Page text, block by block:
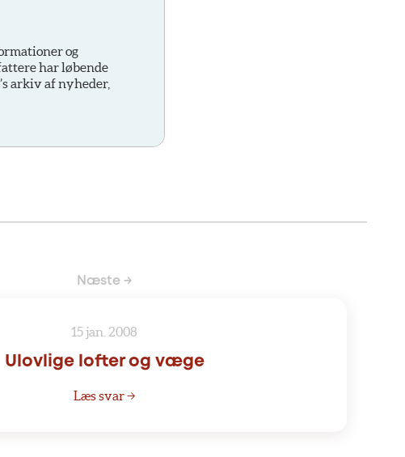
og
har løbende
arkiv af nyheder,
Næste →
15 jan. 2008
Ulovlige lofter og væge
Læs svar →